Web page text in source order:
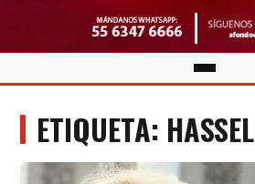
ETIQUETA: HASSEL